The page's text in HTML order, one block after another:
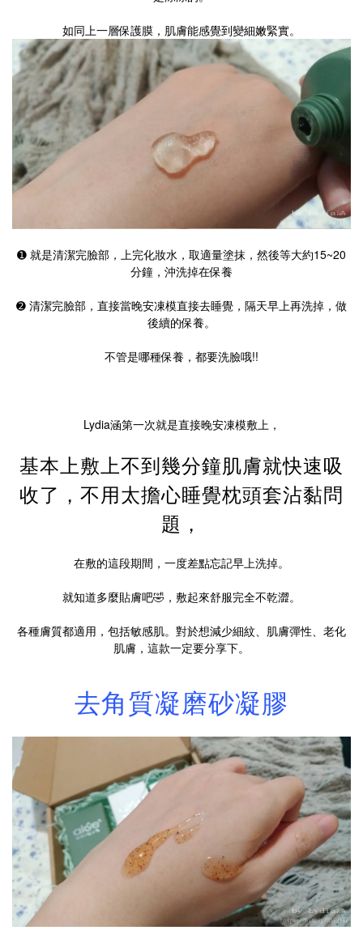
如同上一層保護膜，肌膚能感覺到變細嫩緊實。
➊ 就是清潔完臉部，上完化妝水，取適量塗抹，然後等大約15~20
分鐘，沖洗掉在保養
➋ 清潔完臉部，直接當晚安凍模直接去睡覺，隔天早上再洗掉，做
後續的保養。
不管是哪種保養，都要洗臉哦!!
Lydia涵第一次就是直接晚安凍模敷上，
基本上敷上不到幾分鐘肌膚就快速吸
收了，不用太擔心睡覺枕頭套沾黏問
題，
在敷的這段期間，一度差點忘記早上洗掉。
就知道多麼貼膚吧🤣，敷起來舒服完全不乾澀。
各種膚質都適用，包括敏感肌。對於想減少細紋、肌膚彈性、老化
肌膚，這款一定要分享下。
去角質凝磨砂凝膠